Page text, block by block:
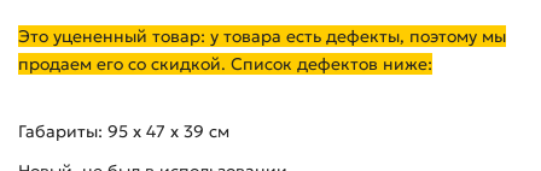
Это уцененный товар: у товара есть дефекты, поэтому мы
продаем его со скидкой. Список дефектов ниже:
Габариты: 95 х 47 х 39 см